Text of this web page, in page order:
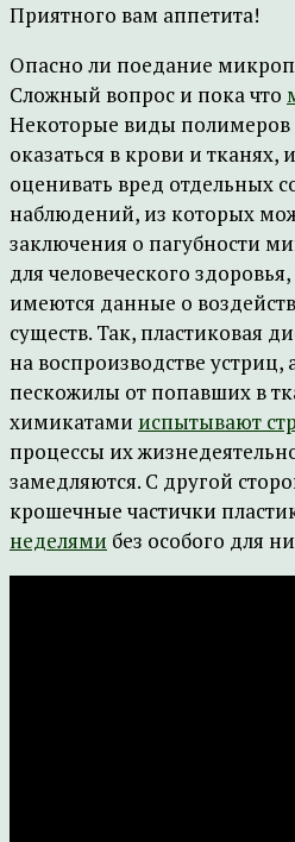
Приятного вам аппетита!
Опасно ли поедание
Сложный вопрос и пока что
Некоторые виды полимеров
оказаться в крови и тканях,
оценивать вред отдельных
наблюдений, из которых
заключения о пагубности
для человеческого
имеются данные о
существ. Так, пластиковая
на воспроизводстве
пескожилы от попавших в
химикатами испытывают
процессы их
замедляются. С другой
крошечные частички
неделями без особого для